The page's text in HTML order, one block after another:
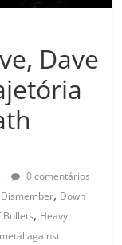
Dave
0 comentários
Dismember, Down
Bullets, Heavy
metal against